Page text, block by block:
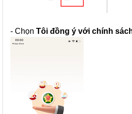
- Chọn Tôi đồng ý với chính